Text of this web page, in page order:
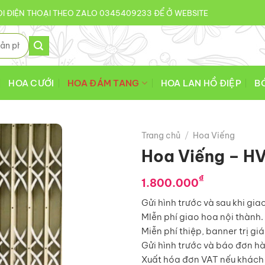
ĐIỆN THOẠI THEO ZALO 0345409233 ĐỂ Ở WEBSITE
HOA CƯỚI HOA ĐÁM TANG HOA LAN HỒ ĐIỆP
Trang chủ / Hoa Viếng
Hoa Viếng –
1.800.000₫
Gửi hình trước và sau khi
MIễn phí giao hoa nội thành.
Miễn phí thiệp, banner trị
Gửi hình trước và báo đơn
Xuất hóa đơn VAT nếu